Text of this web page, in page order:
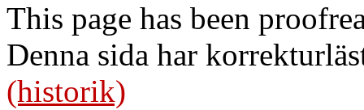
This page has been
Denna sida har
(historik)